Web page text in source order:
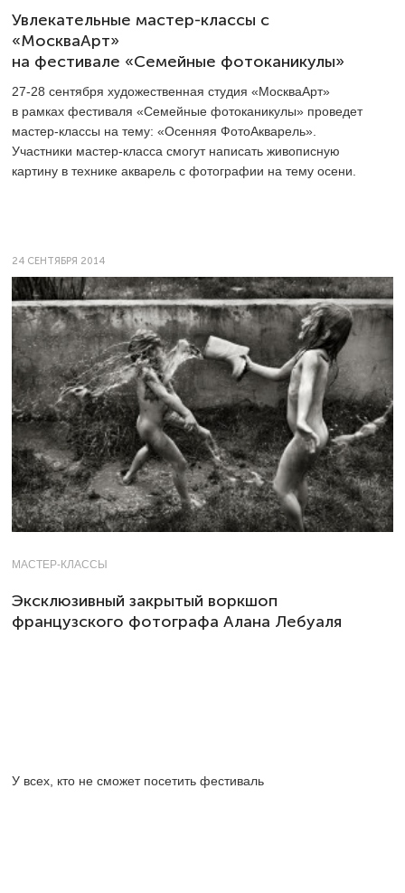
Увлекательные мастер-классы с
«МоскваАрт»
на фестивале «Семейные фотоканикулы»
27-28 сентября художественная студия «МоскваАрт»
в рамках фестиваля «Семейные фотоканикулы» проведет
мастер-классы на тему: «Осенняя ФотоАкварель».
Участники мастер-класса смогут написать живописную
картину в технике акварель с фотографии на тему осени.
24 СЕНТЯБРЯ 2014
МАСТЕР-КЛАССЫ
Эксклюзивный закрытый воркшоп
французского фотографа Алана Лебуаля
У всех, кто не сможет посетить фестиваль